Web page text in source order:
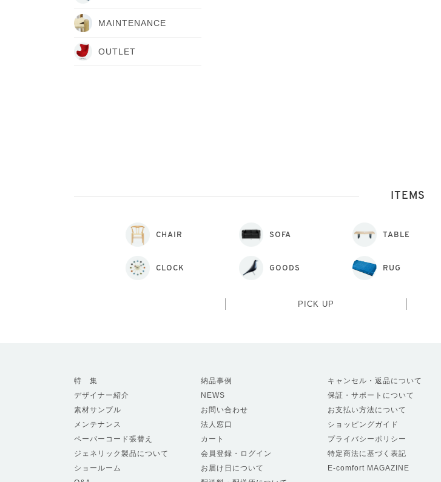
MAINTENANCE
OUTLET
ITEMS
CHAIR SOFA TABLE
CLOCK GOODS RUG
PICK UP
特 集
デザイナー紹介
素材サンプル
メンテナンス
ペーパーコード張替え
ジェネリック製品について
ショールーム
納品事例
NEWS
お問い合わせ
法人窓口
カート
会員登録・ログイン
お届け日について
キャンセル・返品について
保証・サポートについて
お支払い方法について
ショッピングガイド
プライバシーポリシー
特定商法に基づく表記
E-comfort MAGAZINE